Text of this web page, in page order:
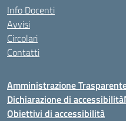
Info Docenti
Avvisi
Circolari
Contatti
Amministrazione
Dichiarazione di accessibilità
Obiettivi di accessibilità